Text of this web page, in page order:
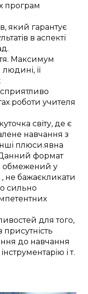
програм
, який гарантує
в аспекті
.
. Максимум
людині, її
сприятливо
роботи учителя
світу, де є
навчання з
плюси.явна
формат
обмежений у
, не бажаєкликати
сильно
длятого,
присутність
до навчання
і т.